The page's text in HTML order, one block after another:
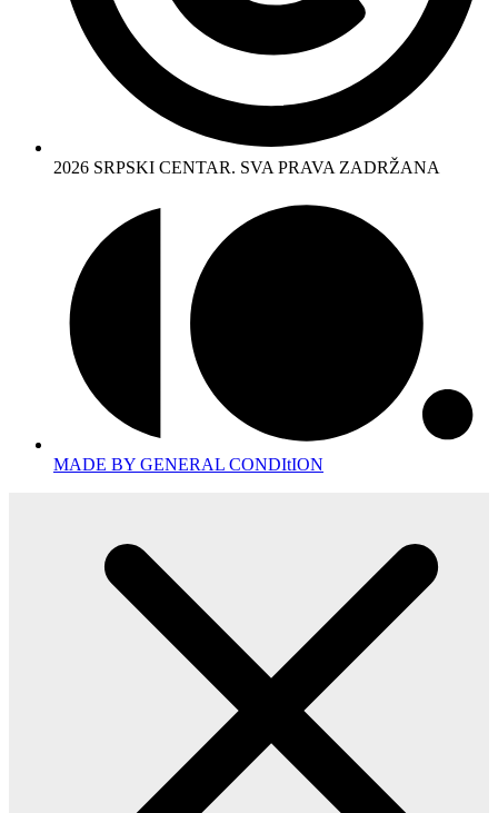
2026 SRPSKI CENTAR. SVA PRAVA ZADRŽANA
MADE BY GENERAL CONDItION